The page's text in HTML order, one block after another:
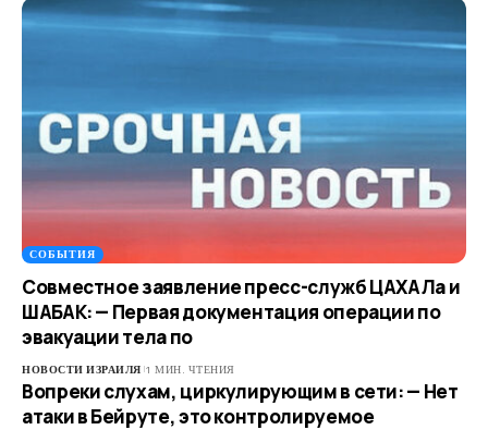
СОБЫТИЯ
Совместное заявление пресс-служб ЦАХАЛа и
ШАБАК: — Первая документация операции по
эвакуации тела по
НОВОСТИ ИЗРАИЛЯ 1 МИН. ЧТЕНИЯ
Вопреки слухам, циркулирующим в сети: — Нет
атаки в Бейруте, это контролируемое